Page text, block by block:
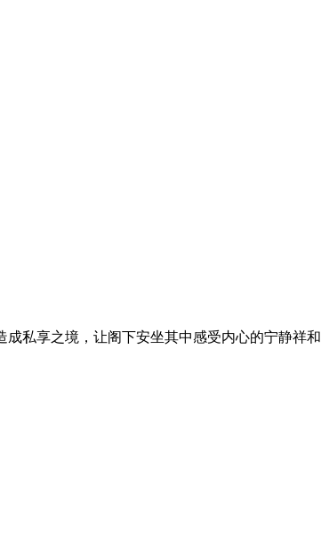
私享之境​，让阁下安坐其中感受内心的宁静祥